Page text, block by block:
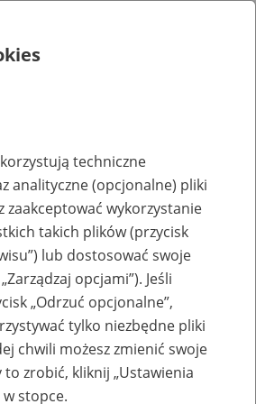
techniczne
techniczne
analityczne (opcjonalne) pliki
zaakceptować wykorzystanie
takich plików (przycisk
lub dostosować swoje
opcjami”). Jeśli
„Odrzuć opcjonalne”,
tylko niezbędne pliki
chwili możesz zmienić swoje
to zrobić, kliknij „Ustawienia
stopce.